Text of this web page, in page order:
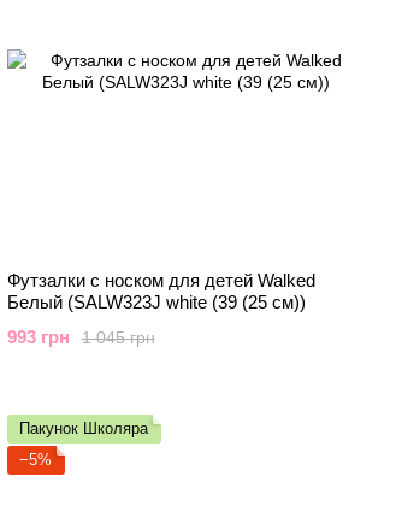
Футзалки с носком для детей Walked
Белый (SALW323J white (39 (25 см))
1 045 грн
993 грн
Пакунок Школяра
−5%